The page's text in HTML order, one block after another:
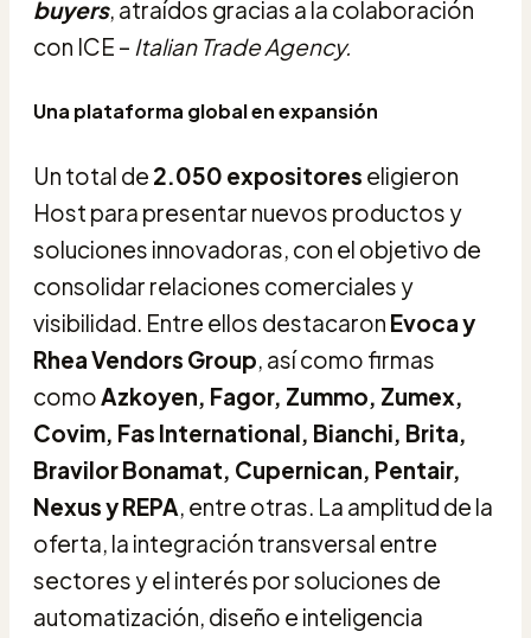
buyers, atraídos gracias a la colaboración
con ICE – Italian Trade Agency.
Una plataforma global en expansión
Un total de 2.050 expositores eligieron
Host para presentar nuevos productos y
soluciones innovadoras, con el objetivo de
consolidar relaciones comerciales y
visibilidad. Entre ellos destacaron Evoca y
Rhea Vendors Group, así como firmas
comoAzkoyen, Fagor, Zummo, Zumex,
Covim, Fas International, Bianchi, Brita,
Bravilor Bonamat, Cupernican, Pentair,
Nexus y REPA, entre otras. La amplitud de la
oferta, la integración transversal entre
sectores y el interés por soluciones de
automatización, diseño e inteligencia